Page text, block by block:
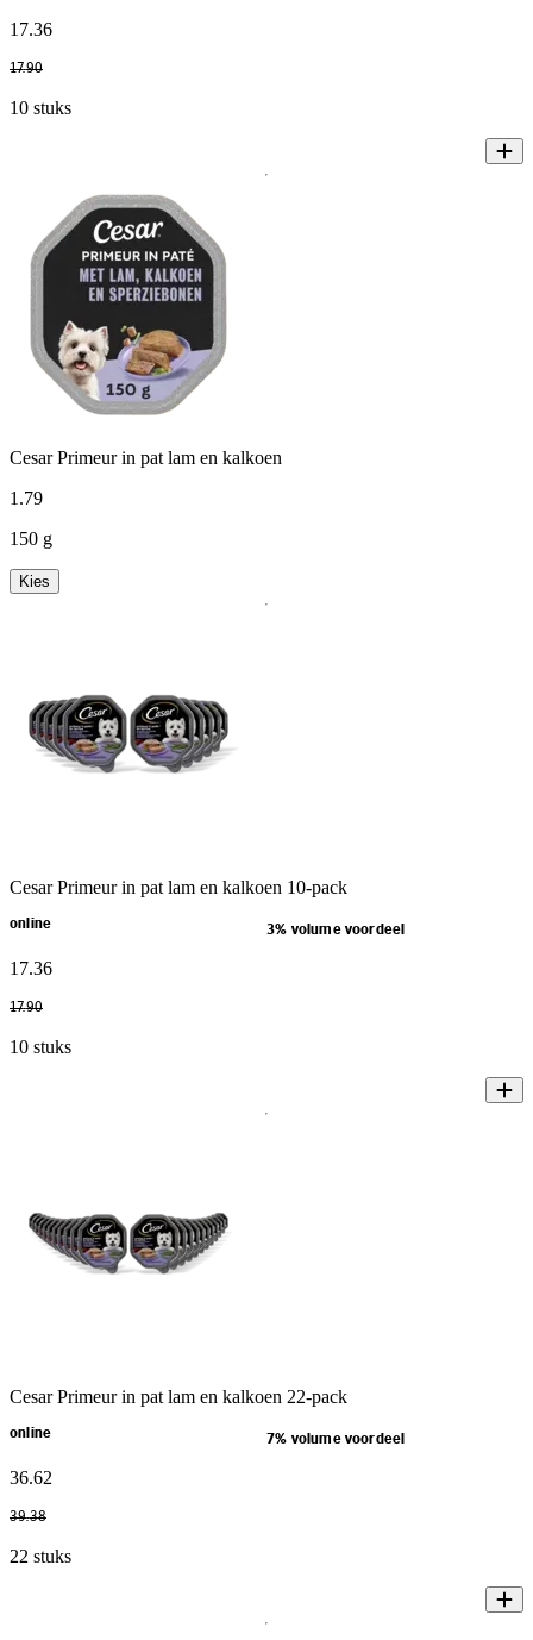
17.36
17.90
10 stuks
Cesar Primeur in pat lam en kalkoen
1 .79
150 g
Kies
Cesar Primeur in pat lam en kalkoen 10-pack
online 3% volume voordeel
17.36
17.90
10 stuks
Cesar Primeur in pat lam en kalkoen 22-pack
online 7% volume voordeel
36.62
39.38
22 stuks